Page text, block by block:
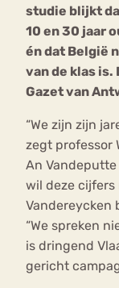
studie blijkt
10 en 30 jaar
én dat België
van de klas is.
Gazet van
“We zijn zijn
zegt professor
An
wil deze cijfers
Vandereycken
“We spreken
is dringend
gericht
Eetbuien
Orthorexia